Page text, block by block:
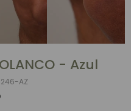
- Azul
AZ